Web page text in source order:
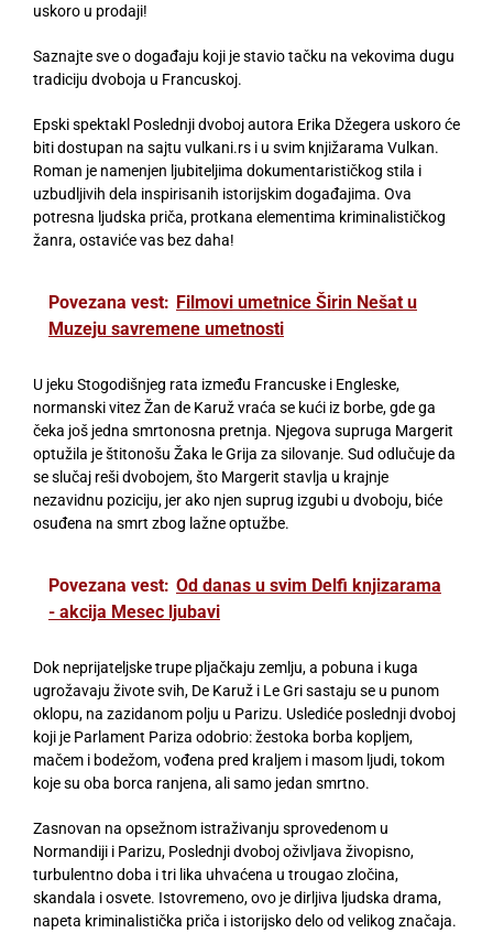
uskoro u prodaji!
Saznajte sve o događaju koji je stavio tačku na vekovima dugu
tradiciju dvoboja u Francuskoj.
Epski spektakl Poslednji dvoboj autora Erika Džegera uskoro će
biti dostupan na sajtu vulkani.rs i u svim knjižarama Vulkan.
Roman je namenjen ljubiteljima dokumentarističkog stila i
uzbudljivih dela inspirisanih istorijskim događajima. Ova
potresna ljudska priča, protkana elementima kriminalističkog
žanra, ostaviće vas bez daha!
Povezana vest: Filmovi umetnice Širin Nešat u
Muzeju savremene umetnosti
U jeku Stogodišnjeg rata između Francuske i Engleske,
normanski vitez Žan de Karuž vraća se kući iz borbe, gde ga
čeka još jedna smrtonosna pretnja. Njegova supruga Margerit
optužila je štitonošu Žaka le Grija za silovanje. Sud odlučuje da
se slučaj reši dvobojem, što Margerit stavlja u krajnje
nezavidnu poziciju, jer ako njen suprug izgubi u dvoboju, biće
osuđena na smrt zbog lažne optužbe.
Povezana vest: Od danas u svim Delfi knjizarama
- akcija Mesec ljubavi
Dok neprijateljske trupe pljačkaju zemlju, a pobuna i kuga
ugrožavaju živote svih, De Karuž i Le Gri sastaju se u punom
oklopu, na zazidanom polju u Parizu. Uslediće poslednji dvoboj
koji je Parlament Pariza odobrio: žestoka borba kopljem,
mačem i bodežom, vođena pred kraljem i masom ljudi, tokom
koje su oba borca ranjena, ali samo jedan smrtno.
Zasnovan na opsežnom istraživanju sprovedenom u
Normandiji i Parizu, Poslednji dvoboj oživljava živopisno,
turbulentno doba i tri lika uhvaćena u trougao zločina,
skandala i osvete. Istovremeno, ovo je dirljiva ljudska drama,
napeta kriminalistička priča i istorijsko delo od velikog značaja.